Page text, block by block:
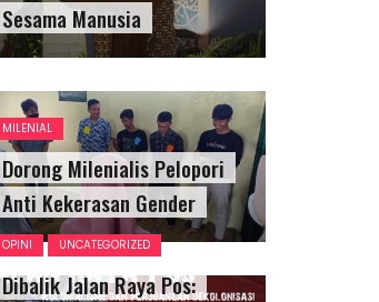
Sesama Manusia
MILENIAL
Dorong Milenialis Pelopori
Anti Kekerasan Gender
OPINI UNCATEGORIZED
Dibalik Jalan Raya Pos: